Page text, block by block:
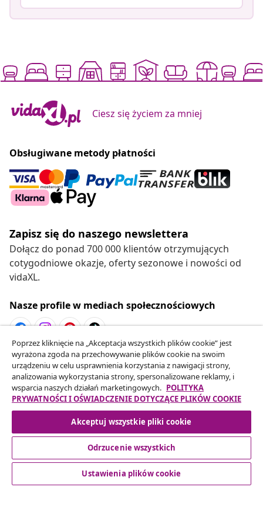
Ciesz się życiem za mniej
Obsługiwane metody płatności
Zapisz się do naszego newslettera
Dołącz do ponad 700 000 klientów otrzymujących
cotygodniowe okazje, oferty sezonowe i nowości od
vidaXL.
Nasze profile w mediach społecznościowych
Odstąpienie od umowy
Złóż wniosek o odstąpienie od umowy dotyczącej
Twojego zamówienia.
Odstąpienie od umowy
Obsługa Klienta
Poprzez kliknięcie na „Akceptacja wszystkich plików cookie” jest
wyrażona zgoda na przechowywanie plików cookie na swoim
urządzeniu w celu usprawnienia korzystania z nawigacji strony,
analizowania wykorzystania strony, spersonalizowane reklamy, i
wsparcia naszych działań marketingowych. POLITYKA
PRYWATNOŚCI I OŚWIADCZENIE DOTYCZĄCE PLIKÓW COOKIE
Akceptuj wszystkie pliki cookie
Odrzucenie wszystkich
Ustawienia plików cookie